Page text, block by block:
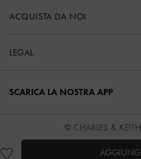
ACQUISTA DA NOI
LEGAL
SCARICA LA NOSTRA APP
© CHARLES &